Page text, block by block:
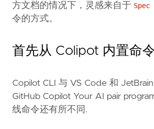
方文档的情况下，灵感来自于
令的方式。
首先从 Colipot 内置命
Copilot CLI 与 VS Code 和
GitHub Copilot Your AI pair
线命令还有所不同.